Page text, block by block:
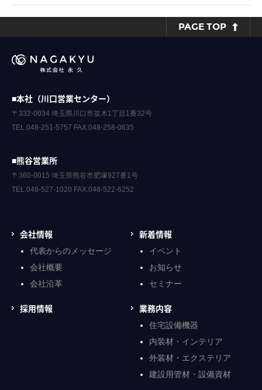
PAGE TOP
■本社（川口営業センター）
〒332-0034 埼玉県川口市並木1丁目1番32号
TEL.048-251-5757 FAX.048-258-0635
■熊谷営業所
〒360-0015 埼玉県熊谷市肥塚927番1号
TEL.048-527-1020 FAX.048-522-6252
会社情報
代表からのメッセージ
会社概要
会社沿革
新着情報
イベント
お知らせ
セミナー
採用情報 業務内容
住宅設備機器
内装材・インテリア
外装材・エクステリア
建設用管材・設備資材